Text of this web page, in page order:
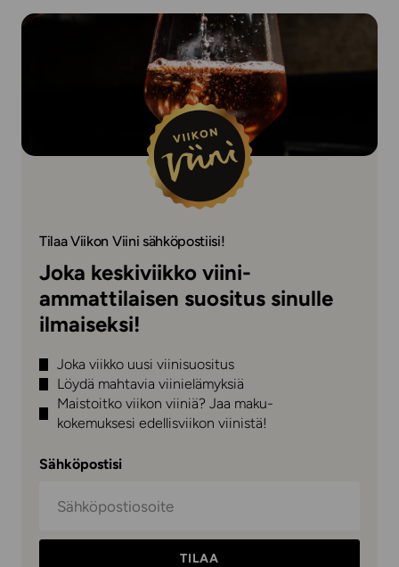
Tilaa Viikon Viini sähköpostiisi!
Joka keskiviikko viini-
ammattilaisen suositus sinulle
ilmaiseksi!
Joka viikko uusi viinisuositus
Löydä mahtavia viinielämyksiä
Maistoitko viikon viiniä? Jaa maku-
kokemuksesi edellisviikon viinistä!
Sähköpostisi
TILAA